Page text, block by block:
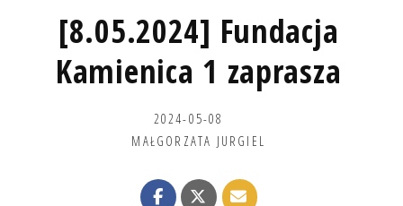
[8.05.2024] Fundacja
Kamienica 1 zaprasza
2024-05-08
MAŁGORZATA JURGIEL